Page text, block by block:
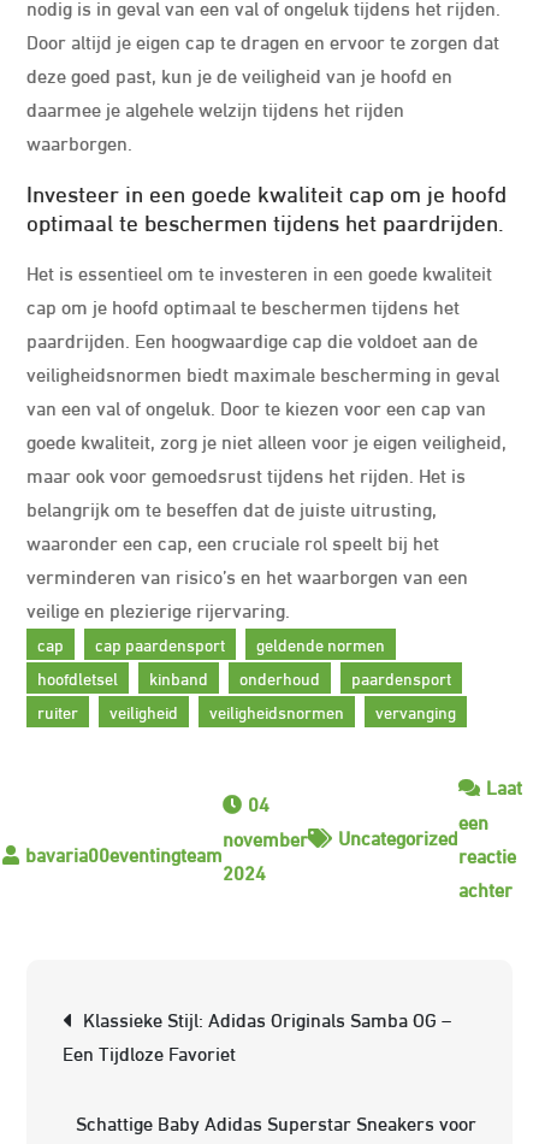
nodig is in geval van een val of ongeluk tijdens het rijden.
Door altijd je eigen cap te dragen en ervoor te zorgen dat
deze goed past, kun je de veiligheid van je hoofd en
daarmee je algehele welzijn tijdens het rijden
waarborgen.
Investeer in een goede kwaliteit cap om je hoofd
optimaal te beschermen tijdens het paardrijden.
Het is essentieel om te investeren in een goede kwaliteit
cap om je hoofd optimaal te beschermen tijdens het
paardrijden. Een hoogwaardige cap die voldoet aan de
veiligheidsnormen biedt maximale bescherming in geval
van een val of ongeluk. Door te kiezen voor een cap van
goede kwaliteit, zorg je niet alleen voor je eigen veiligheid,
maar ook voor gemoedsrust tijdens het rijden. Het is
belangrijk om te beseffen dat de juiste uitrusting,
waaronder een cap, een cruciale rol speelt bij het
verminderen van risico’s en het waarborgen van een
veilige en plezierige rijervaring.
cap cap paardensport
geldende normen
hoofdletsel
kinband onderhoud
paardensport
ruiter
veiligheid veiligheidsnormen vervanging
04
november
2024
Uncategorized
Laat
een
reactie
achterop
Klassieke Stijl: Adidas Originals Samba OG –
Een Tijdloze Favoriet
Schattige Baby Adidas Superstar Sneakers voor